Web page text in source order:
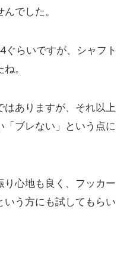
でした。
ぐらいですが、シャフト
。
ありますが、それ以上
「ブレない」という点に
心地も良く、フッカー
いう方にも試してもらい